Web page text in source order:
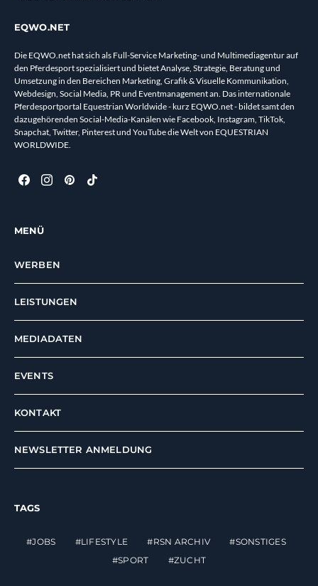
EQWO.NET
Die EQWO.net hat sich als Full-Service Marketing- und Multimediagentur auf
den Pferdesport spezialisiert und bietet Analyse, Strategie, Beratung und
Umsetzung in den Bereichen Marketing, Grafik & Visuelle Kommunikation,
Webdesign, Social Media, PR und Eventmanagement an. Das internationale
Pferdesportportal Equestrian Worldwide - kurz EQWO.net - bildet samt den
dazugehörenden Social-Media-Kanälen wie Facebook, Instagram, TikTok,
Snapchat, Twitter, Pinterest und YouTube die Welt von EQUESTRIAN
WORLDWIDE.
MENÜ
WERBEN
LEISTUNGEN
MEDIADATEN
EVENTS
KONTAKT
NEWSLETTER ANMELDUNG
TAGS
JOBS LIFESTYLE RSN ARCHIV
SONSTIGES
SPORT
ZUCHT